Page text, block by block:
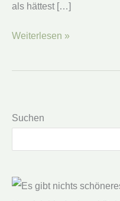
als hättest […]
Warum
du
gesund
Weiterlesen »
Suchen